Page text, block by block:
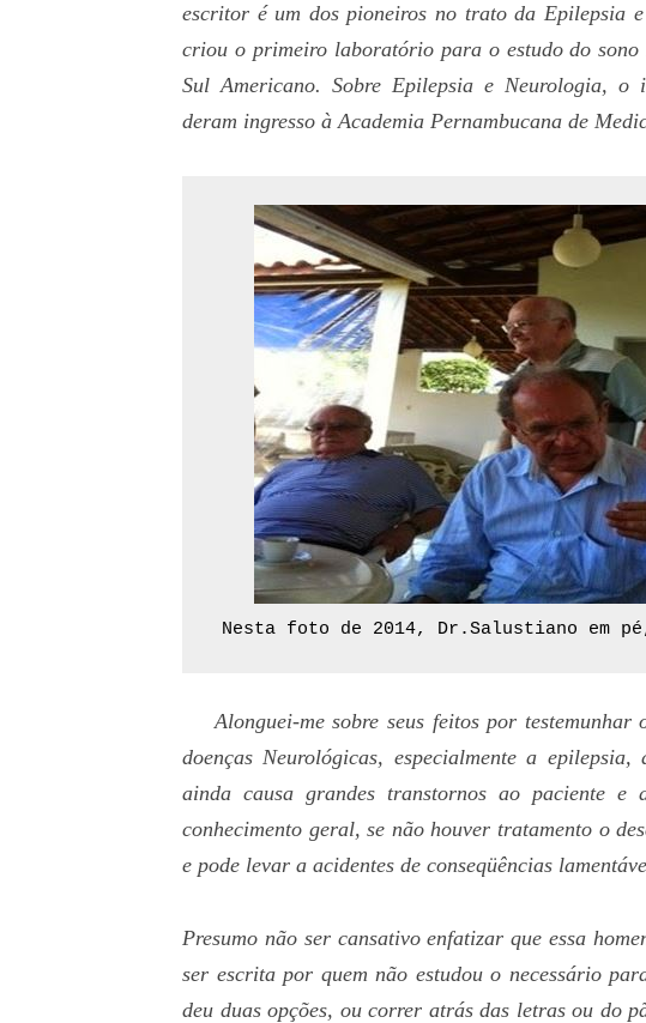
escritor é um dos pioneiros no trato da Epilepsia
criou o primeiro laboratório para o estudo do
Sul Americano. Sobre Epilepsia e Neurologia, o
deram ingresso à Academia Pernambucana de
Nesta foto de 2014, Dr.Salustiano em
Alonguei-me sobre seus feitos por
doenças Neurológicas, especialmente a
ainda causa grandes transtornos ao paciente
conhecimento geral, se não houver tratamento o
e pode levar a acidentes de conseqüências
Presumo não ser cansativo enfatizar que essa
ser escrita por quem não estudou o necessário
deu duas opções, ou correr atrás das letras ou do